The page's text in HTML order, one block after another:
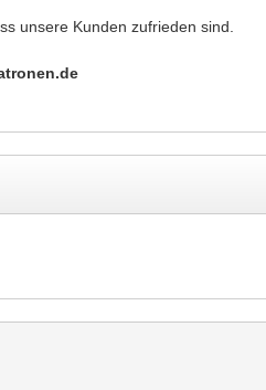
unsere Kunden zufrieden sind.